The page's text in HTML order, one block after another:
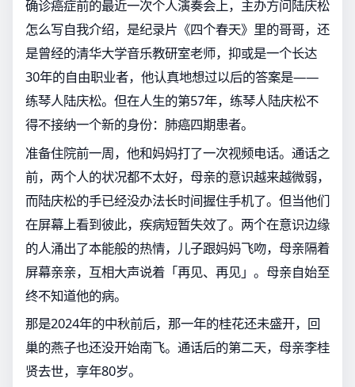
确诊癌症前的最近一次个人演奏会上，主办方问陆庆松
怎么写自我介绍，是纪录片《四个春天》里的哥哥，还
是曾经的清华大学音乐教研室老师，抑或是一个长达
30年的自由职业者，他认真地想过以后的答案是——
练琴人陆庆松。但在人生的第57年，练琴人陆庆松不
得不接纳一个新的身份：肺癌四期患者。
准备住院前一周，他和妈妈打了一次视频电话。通话之
前，两个人的状况都不太好，母亲的意识越来越微弱，
而陆庆松的手已经没办法长时间握住手机了。但当他们
在屏幕上看到彼此，疾病短暂失效了。两个在意识边缘
的人涌出了本能般的热情，儿子跟妈妈飞吻，母亲隔着
屏幕亲亲，互相大声说着「再见、再见」。母亲自始至
终不知道他的病。
那是2024年的中秋前后，那一年的桂花还未盛开，回
巢的燕子也还没开始南飞。通话后的第二天，母亲李桂
贤去世，享年80岁。